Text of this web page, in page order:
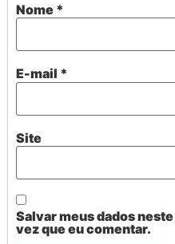
Nome *
E-mail *
Site
Salvar meus dados
vez que eu comentar.